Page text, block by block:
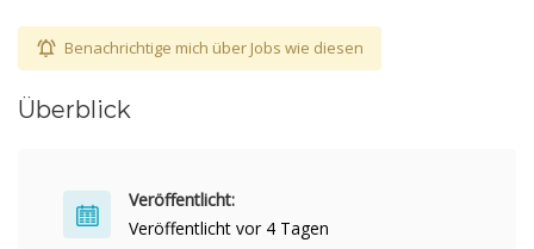
Benachrichtige mich über Jobs wie diesen
Überblick
Veröffentlicht:
Veröffentlicht vor 4 Tagen